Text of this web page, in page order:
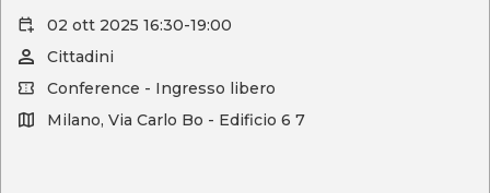
02 ott 2025 16:30-19:00
Cittadini
Conference - Ingresso libero
Milano, Via Carlo Bo - Edificio 6 7